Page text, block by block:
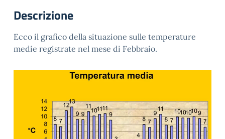
Descrizione
Ecco il grafico della situazione sulle temperature
medie registrate nel mese di Febbraio.